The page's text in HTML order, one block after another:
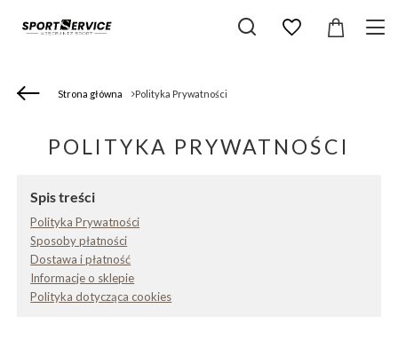
Strona główna Polityka Prywatności
POLITYKA PRYWATNOŚCI
Spis treści
Polityka Prywatności
Sposoby płatności
Dostawa i płatność
Informacje o sklepie
Polityka dotycząca cookies